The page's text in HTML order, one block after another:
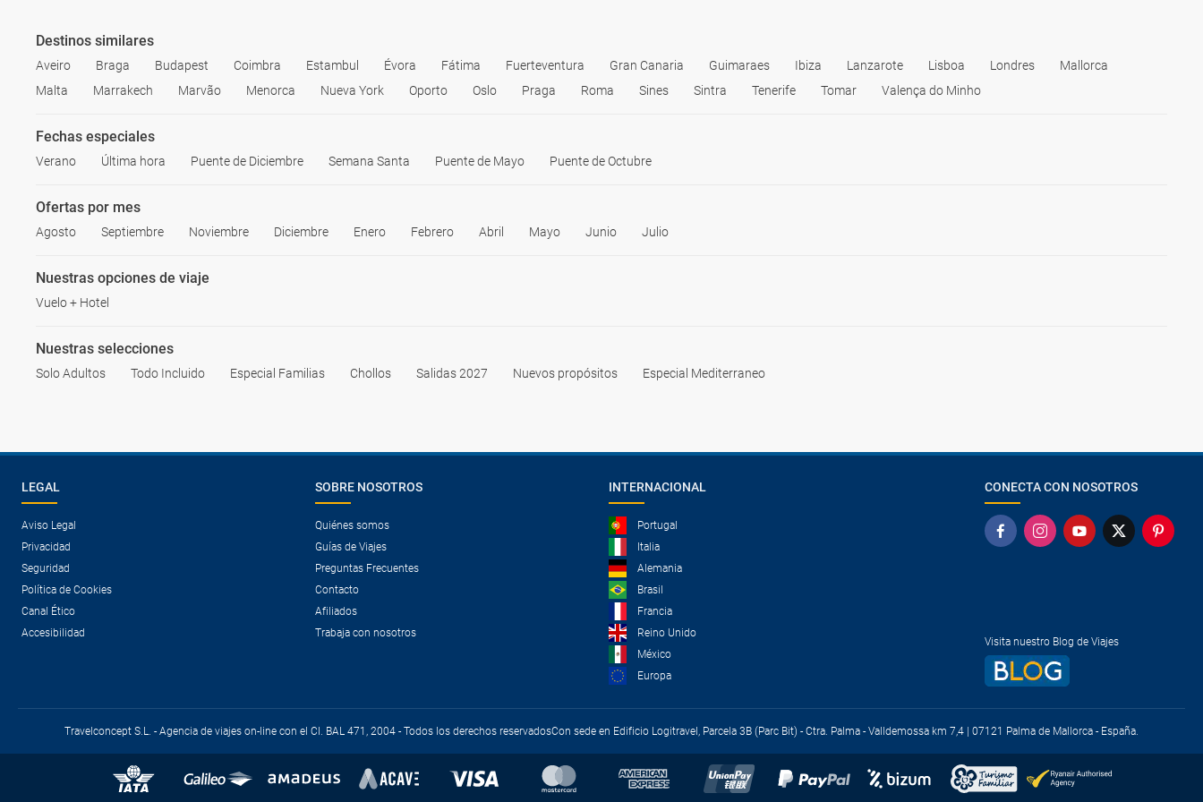
Destinos similares
Aveiro Braga Budapest Coimbra Estambul Évora Fátima Fuerteventura Gran Canaria Guimaraes Ibiza Lanzarote Lisboa Londres
Mallorca
Malta
Marrakech Marvão Menorca Nueva York Oporto Oslo Praga Roma Sines Sintra Tenerife Tomar Valença do Minho
Fechas especiales
Verano Última hora Puente de Diciembre Semana Santa Puente de Mayo Puente de Octubre
Ofertas por mes
Agosto Septiembre Noviembre Diciembre Enero Febrero Abril Mayo Junio Julio
Nuestras opciones de viaje
Vuelo + Hotel
Nuestras selecciones
Solo Adultos Todo Incluido Especial Familias Chollos Salidas 2027 Nuevos propósitos Especial Mediterraneo
LEGAL
Aviso Legal
Privacidad
Seguridad
Política de Cookies
Canal Ético
Accesibilidad
SOBRE NOSOTROS
Quiénes somos
Guías de Viajes
Preguntas Frecuentes
Contacto
Afiliados
Trabaja con nosotros
INTERNACIONAL
Portugal
Italia
Alemania
Brasil
Francia
Reino Unido
México
Europa
CONECTA CON NOSOTROS
Visita nuestro Blog de Viajes
Travelconcept S.L. - Agencia de viajes on-line con el CI. BAL 471, 2004 - Todos los derechos reservadosCon sede en Edificio Logitravel, Parcela 3B (Parc Bit) - Ctra. Palma - Valldemossa km 7,4 | 07121 Palma de Mallorca - España.